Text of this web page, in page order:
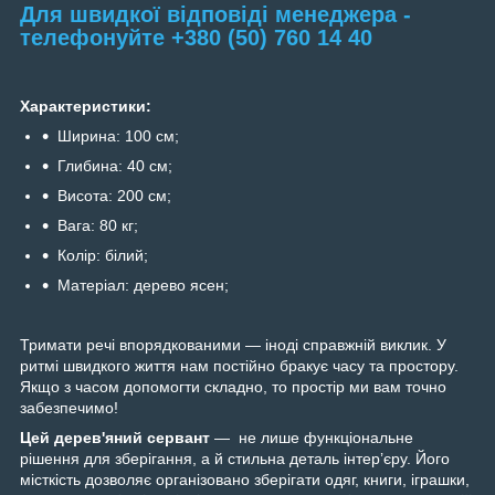
Для швидкої відповіді менеджера -
телефонуйте +380 (50) 760 14 40
Характеристики:
Ширина: 100 см;
Глибина: 40 см;
Висота: 200 см;
Вага: 80 кг;
Колір: білий;
Матеріал: дерево ясен;
Тримати речі впорядкованими — іноді справжній виклик. У
ритмі швидкого життя нам постійно бракує часу та простору.
Якщо з часом допомогти складно, то простір ми вам точно
забезпечимо!
Цей дерев'яний сервант — не лише функціональне
рішення для зберігання, а й стильна деталь інтер’єру. Його
місткість дозволяє організовано зберігати одяг, книги, іграшки,